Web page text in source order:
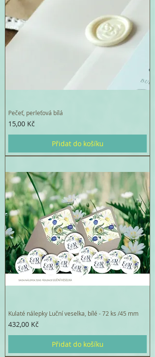
Pečeť, perleťová bílá
Cena
15,00 Kč
Přidat do košíku
Kulaté nálepky Luční veselka, bílé - 72 ks /45 mm
Cena
432,00 Kč
Přidat do košíku